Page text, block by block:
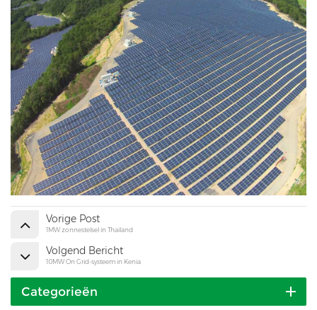
Vorige Post
1MW zonnestelsel in Thailand
Volgend Bericht
10MW On Grid-systeem in Kenia
Categorieën